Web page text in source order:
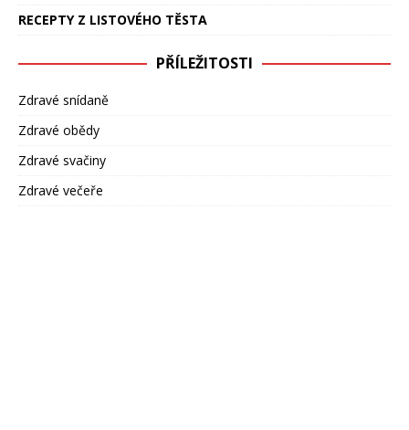
RECEPTY Z LISTOVÉHO TĚSTA
PŘÍLEŽITOSTI
Zdravé snídaně
Zdravé obědy
Zdravé svačiny
Zdravé večeře